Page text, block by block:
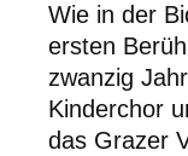
Wie in der
ersten
zwanzig
Kinderchor
das Grazer